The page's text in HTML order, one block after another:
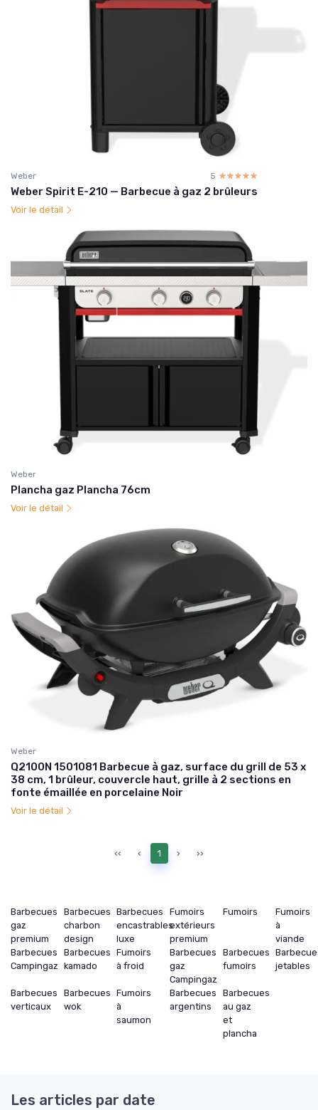
Weber 5 ☆☆☆☆☆
★★★★★
Weber Spirit E-210 — Barbecue à gaz 2 brûleurs
Voir le détail
Weber
Plancha gaz Plancha 76cm
Voir le détail
Weber
Q2100N 1501081 Barbecue à gaz, surface du grill de 53 x
38 cm, 1 brûleur, couvercle haut, grille à 2 sections en
fonte émaillée en porcelaine Noir
Voir le détail
‹‹ ‹ 1 › ››
Barbecues
gaz
premium
Barbecues
charbon
design
Barbecues
encastrables
luxe
Fumoirs
extérieurs
premium
Fumoirs
Fumoirs
à
viande
Barbecues
Campingaz
Barbecues
kamado
Fumoirs
à froid
Barbecues
gaz
Campingaz
Barbecues
fumoirs
jetables
Barbecues
verticaux
Barbecues
wok
Fumoirs
à
saumon
Barbecues
argentins
Barbecues
au gaz
et
plancha
Les articles par date